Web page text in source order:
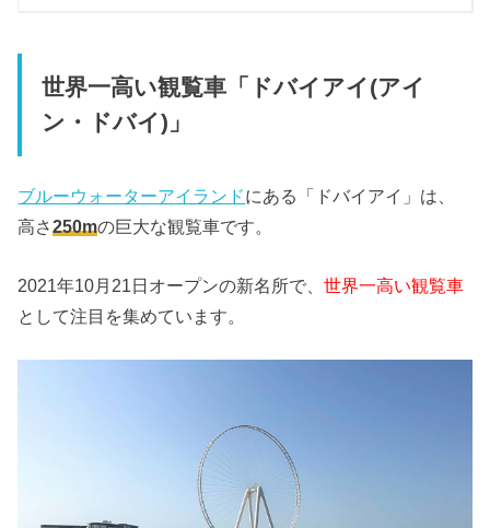
世界一高い観覧車「ドバイアイ(アイ
ン・ドバイ)」
ブルーウォーターアイランドにある「ドバイアイ」は、
高さ250mの巨大な観覧車です。
2021年10月21日オープンの新名所で、世界一高い観覧車
として注目を集めています。